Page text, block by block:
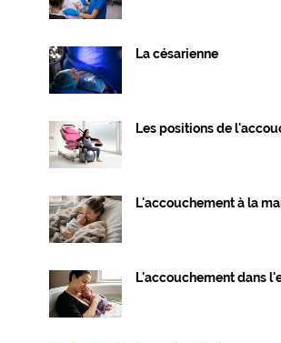
La césarienne
Les positions de
L'accouchement à la
L'accouchement dans